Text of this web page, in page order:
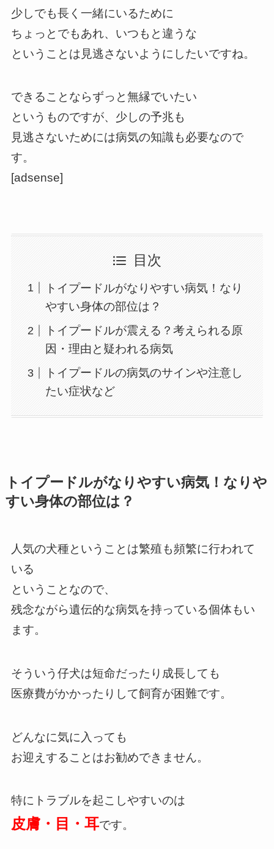
少しでも長く一緒にいるために
ちょっとでもあれ、いつもと違うな
ということは見逃さないようにしたいですね。
できることならずっと無縁でいたい
というものですが、少しの予兆も
見逃さないためには病気の知識も必要なので
す。
[adsense]
目次
トイプードルがなりやすい病気！なり
やすい身体の部位は？
トイプードルが震える？考えられる原
因・理由と疑われる病気
トイプードルの病気のサインや注意し
たい症状など
トイプードルがなりやすい病気！なりや
すい身体の部位は？
人気の犬種ということは繁殖も頻繁に行われて
いる
ということなので、
残念ながら遺伝的な病気を持っている個体もい
ます。
そういう仔犬は短命だったり成長しても
医療費がかかったりして飼育が困難です。
どんなに気に入っても
お迎えすることはお勧めできません。
特にトラブルを起こしやすいのは
皮膚・目・耳です。